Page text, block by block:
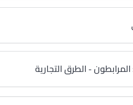
- الطرق التجارية